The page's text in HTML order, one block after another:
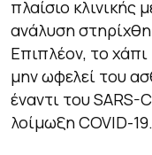
πλαίσιο κλινικής
ανάλυση
Επιπλέον, το
μην ωφελεί του
έναντι του
λοίμωξη COVID-19.